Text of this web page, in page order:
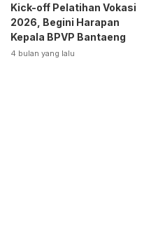
Kick-off Pelatihan Vokasi
2026, Begini Harapan
Kepala BPVP Bantaeng
4 bulan yang lalu